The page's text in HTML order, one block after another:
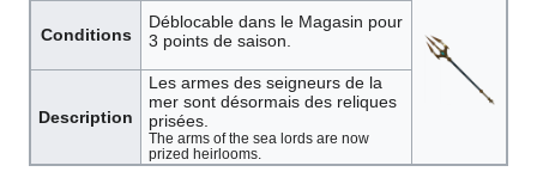
Conditions
Déblocable dans le Magasin pour
3 points de saison.
Description
Les armes des seigneurs de la
mer sont désormais des reliques
prisées.
The arms of the sea lords are now
prized heirlooms.